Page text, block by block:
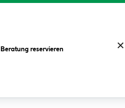
Beratung reservieren